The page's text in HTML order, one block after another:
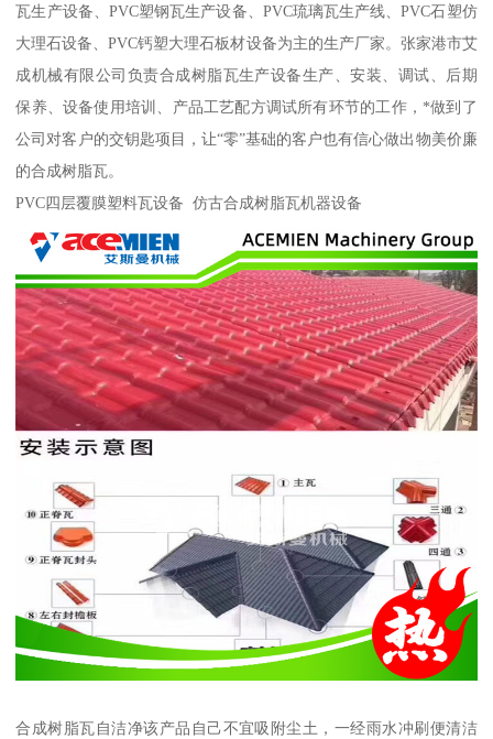
瓦生产设备、PVC塑钢瓦生产设备、PVC琉璃瓦生产线、PVC石塑仿
大理石设备、PVC钙塑大理石板材设备为主的生产厂家。张家港市艾
成机械有限公司负责合成树脂瓦生产设备生产、安装、调试、后期
保养、设备使用培训、产品工艺配方调试所有环节的工作，*做到了
公司对客户的交钥匙项目，让“零”基础的客户也有信心做出物美价廉
的合成树脂瓦。
PVC四层覆膜塑料瓦设备 仿古合成树脂瓦机器设备
合成树脂瓦自洁净该产品自己不宜吸附尘土，一经雨水冲刷便清洁